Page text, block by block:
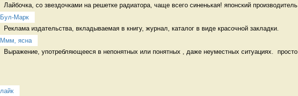
Лайбочка, со звездочками на решетке радиатора, чаще всего синенькая! японский производитель
Бул-Марк
Реклама издательства, вкладываемая в книгу, журнал, каталог в виде красочной закладки.
Ммм, ясна
Выражение, употребляющееся в непонятных или понятных , даже неуместных ситуациях.  просто
лайк